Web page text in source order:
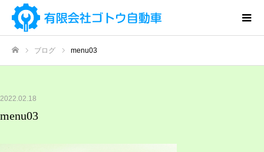
ブログ menu03
2022.02.18
menu03